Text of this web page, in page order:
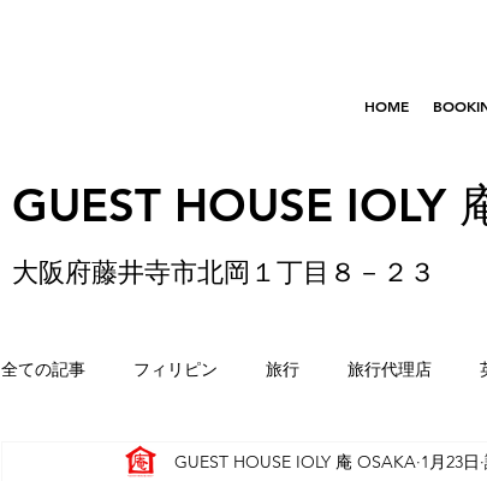
HOME
GUEST HOUSE IOLY
大阪府藤井寺市北岡１丁目８－２３
全ての記事 フィリピン 旅行 旅行代理店
ゲストハウス 松原 香港 はびきのコロセ
GUEST HOUSE IOLY 庵 OSAKA 1月23日